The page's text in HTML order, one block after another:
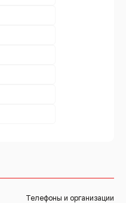
Телефоны и организации